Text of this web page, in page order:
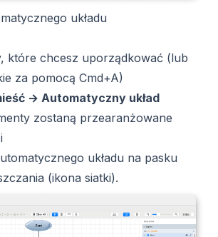
układu
które chcesz uporządkować (lub
za pomocą Cmd+A)
→ Automatyczny układ
zostaną przearanżowane
układu na pasku
(ikona siatki).